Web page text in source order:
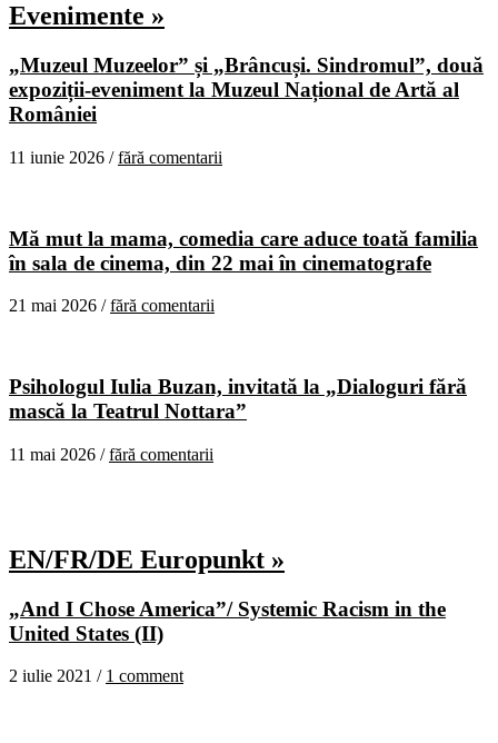
Evenimente »
„Muzeul Muzeelor” și „Brâncuși. Sindromul”, două
expoziții-eveniment la Muzeul Național de Artă al
României
11 iunie 2026 /fără comentarii
Mă mut la mama, comedia care aduce toată familia
în sala de cinema, din 22 mai în cinematografe
21 mai 2026 /fără comentarii
Psihologul Iulia Buzan, invitată la „Dialoguri fără
mască la Teatrul Nottara”
11 mai 2026 /fără comentarii
EN/FR/DE Europunkt »
„And I Chose America”/ Systemic Racism in the
United States (II)
2 iulie 2021 / 1 comment